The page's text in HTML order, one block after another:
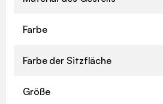
Farbe
Farbe der Sitzfläche
Größe